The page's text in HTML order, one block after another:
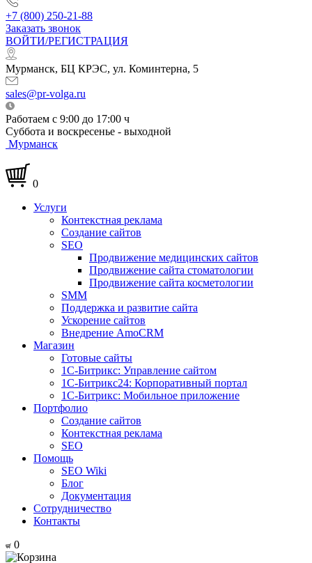
+7 (800) 250-21-88
Заказать звонок
ВОЙТИ/РЕГИСТРАЦИЯ
Мурманск, БЦ КРЭС, ул. Коминтерна, 5
sales@pr-volga.ru
Работаем с 9:00 до 17:00 ч
Суббота и воскресенье - выходной
Мурманск
0
Услуги
Контекстная реклама
Создание сайтов
SEO
Продвижение медицинских сайтов
Продвижение сайта стоматологии
Продвижение сайта косметологии
SMM
Поддержка и развитие сайта
Ускорение сайтов
Внедрение AmoCRM
Магазин
Готовые сайты
1С-Битрикс: Управление сайтом
1С-Битрикс24: Корпоративный портал
1С-Битрикс: Мобильное приложение
Портфолио
Создание сайтов
Контекстная реклама
SEO
Помощь
SEO Wiki
Блог
Документация
Сотрудничество
Контакты
0